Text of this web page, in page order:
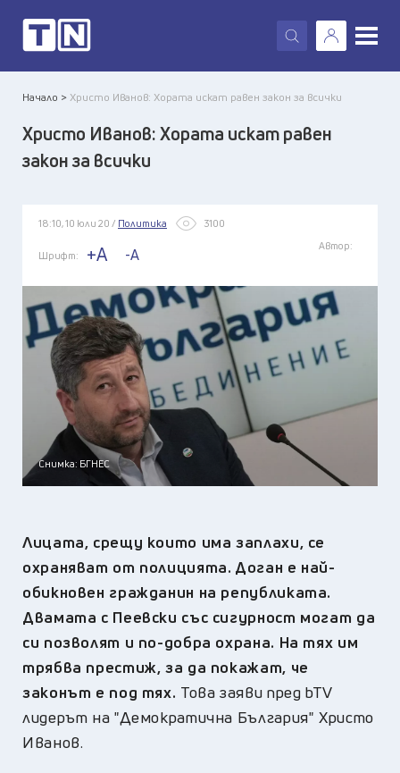
X
Начало >Христо Иванов: Хората искат равен закон за всички
Христо Иванов: Хората искат равен
закон за всички
18:10, 10 юли 20 / Политика 3100
Шрифт: +A -A Автор:
Снимка: БГНЕС
Лицата, срещу които има заплахи, се
охраняват от полицията. Доган е най-
обикновен гражданин на републиката.
Двамата с Пеевски със сигурност могат да
си позволят и по-добра охрана. На тях им
трябва престиж, за да покажат, че
законът е под тях. Това заяви пред bTV
лидерът на "Демократична България" Христо
Иванов.